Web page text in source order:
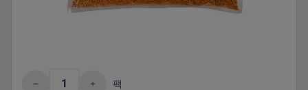
제품 수량: 원하는 값을 입력하거나 버튼
팩